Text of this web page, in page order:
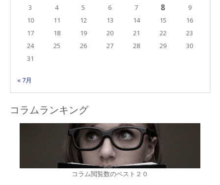
3
4 5 6 7 8
9
10
11 12 13 14 15
16
17
18 19 20 21 22
23
24
25 26 27 28 29
30
31
« 7月
コラムランキング
コラム閲覧数のベスト２０